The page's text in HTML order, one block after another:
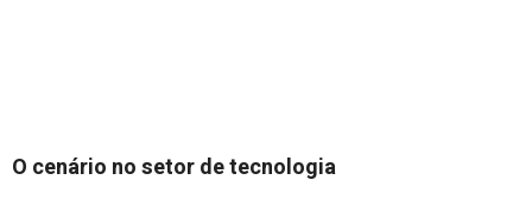
O cenário no setor de tecnologia